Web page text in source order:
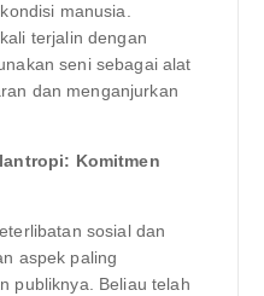
manusia.
terjalin dengan
seni sebagai alat
dan menganjurkan
Komitmen
sosial dan
aspek paling
publiknya. Beliau telah